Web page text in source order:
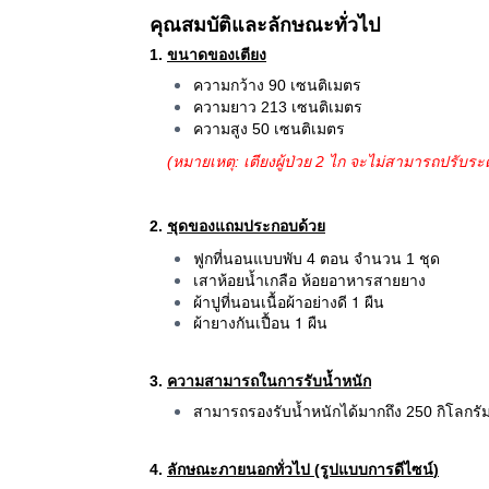
คุณสมบัติและลักษณะทั่วไป
1. ขนาดของเตียง
ความกว้าง 90 เซนติเมตร
ความยาว 213 เซนติเมตร
ความสูง 50 เซนติเมตร
(หมายเหตุ: เตียงผู้ป่วย 2 ไก จะไม่สามารถปรับร
2. ชุดของแถมประกอบด้วย
ฟูกที่นอนแบบพับ 4 ตอน จำนวน 1 ชุด
เสาห้อยน้ำเกลือ ห้อยอาหารสายยาง
ผ้าปูที่นอนเนื้อผ้าอย่างดี 1 ผืน
ผ้ายางกันเปื้อน 1 ผืน
3. ความสามารถในการรับน้ำหนัก
สามารถรองรับน้ำหนักได้มากถึง 250 กิโลกรัม
4. ลักษณะภายนอกทั่วไป (รูปแบบการดีไซน์)